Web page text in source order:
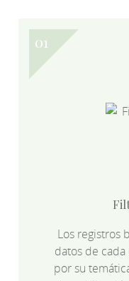
Los registros
datos de
por su